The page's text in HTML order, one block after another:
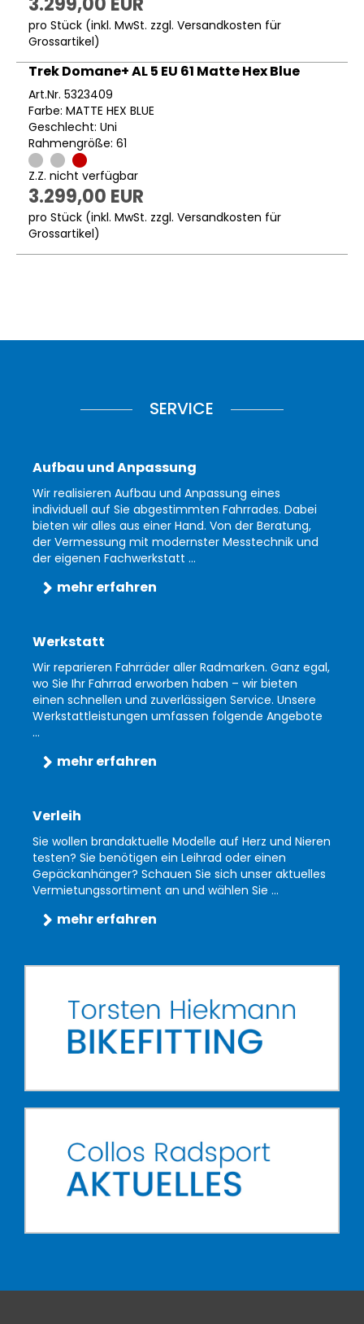
pro Stück (inkl. MwSt. zzgl. Versandkosten für
Grossartikel)
Trek Domane+ AL 5 EU 61 Matte Hex Blue
Art.Nr. 5323409
Farbe: MATTE HEX BLUE
Geschlecht: Uni
Rahmengröße: 61
Z.Z. nicht verfügbar
3.299,00 EUR
pro Stück (inkl. MwSt. zzgl. Versandkosten für
Grossartikel)
SERVICE
Aufbau und Anpassung
Wir realisieren Aufbau und Anpassung eines
individuell auf Sie abgestimmten Fahrrades. Dabei
bieten wir alles aus einer Hand. Von der Beratung,
der Vermessung mit modernster Messtechnik und
der eigenen Fachwerkstatt ...
mehr erfahren
Werkstatt
Wir reparieren Fahrräder aller Radmarken. Ganz egal,
wo Sie Ihr Fahrrad erworben haben – wir bieten
einen schnellen und zuverlässigen Service. Unsere
Werkstattleistungen umfassen folgende Angebote
...
mehr erfahren
Verleih
Sie wollen brandaktuelle Modelle auf Herz und Nieren
testen? Sie benötigen ein Leihrad oder einen
Gepäckanhänger? Schauen Sie sich unser aktuelles
Vermietungssortiment an und wählen Sie ...
mehr erfahren